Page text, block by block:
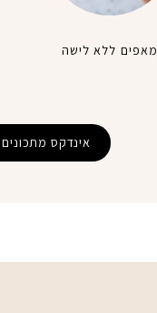
מאפים ללא לישה
אינדקס מתכונים